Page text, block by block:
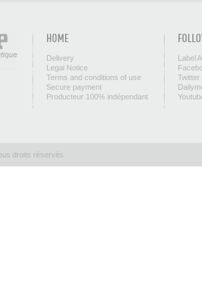
HOME
Delivery
Legal Notice
Terms and conditions of use
Secure payment
Producteur 100% indépendant
Label
Twitter
droits réservés